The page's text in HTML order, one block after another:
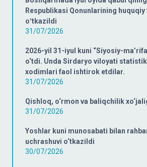
Respublikasi Qonunlarining huquqiy
oʻtkazildi
31/07/2026
2026-yil 31-iyul kuni “Siyosiy-
o‘tdi. Unda Sirdaryo viloyati
xodimlari faol ishtirok etdilar.
31/07/2026
Qishloq, o‘rmon va baliqchilik
31/07/2026
Yoshlar kuni munosabati bilan
uchrashuvi o‘tkazildi
30/07/2026